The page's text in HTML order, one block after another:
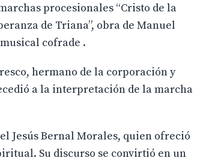
procesionales “Cristo de la
de Triana”, obra de Manuel
cofrade .
hermano de la corporación y
a la interpretación de la marcha
Jesús Bernal Morales, quien ofreció
Su discurso se convirtió en un